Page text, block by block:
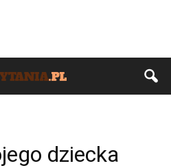
dziecka